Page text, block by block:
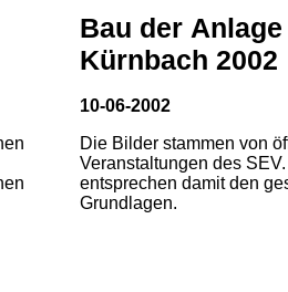
Bau der Anlage
Kürnbach 2002
10-06-2002
Die Bilder stammen von
Veranstaltungen des
entsprechen damit den
Grundlagen.